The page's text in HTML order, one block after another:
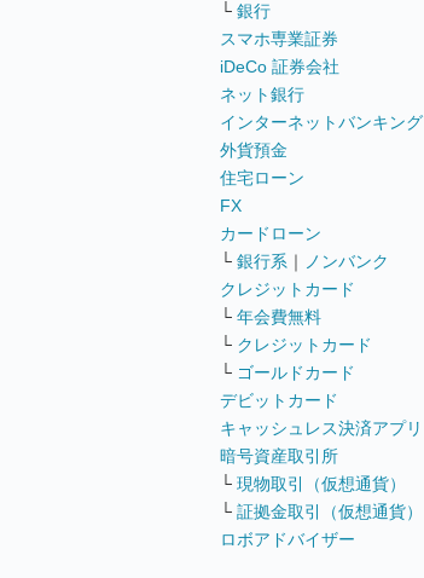
└ 銀行
スマホ専業証券
iDeCo 証券会社
ネット銀行
インターネットバンキング
外貨預金
住宅ローン
FX
カードローン
└ 銀行系 ｜
ノンバンク
クレジットカード
└ 年会費無料
└ クレジットカード
└ ゴールドカード
デビットカード
キャッシュレス決済アプリ
暗号資産取引所
└ 現物取引（仮想通貨）
└ 証拠金取引（仮想通貨）
ロボアドバイザー